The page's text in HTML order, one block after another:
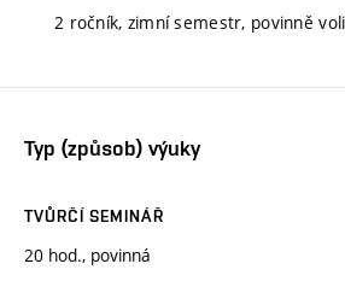
2 ročník, zimní semestr, povinně
Typ (způsob) výuky
TVŮRČÍ SEMINÁŘ
20 hod., povinná